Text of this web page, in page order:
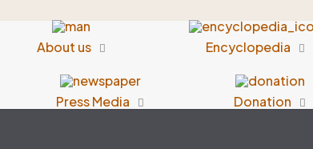
About us Encyclopedia
Press Media Donation